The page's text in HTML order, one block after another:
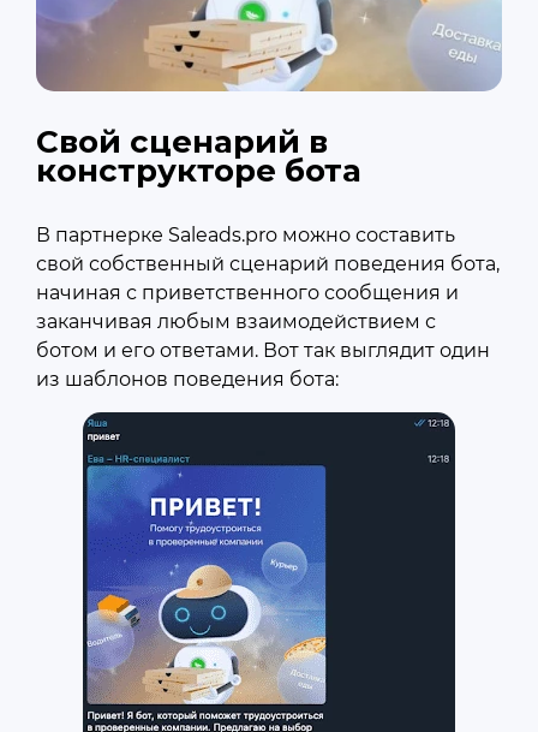
Свой сценарий в
конструкторе бота
В партнерке Saleads.pro можно составить
свой собственный сценарий поведения бота,
начиная с приветственного сообщения и
заканчивая любым взаимодействием с
ботом и его ответами. Вот так выглядит один
из шаблонов поведения бота: